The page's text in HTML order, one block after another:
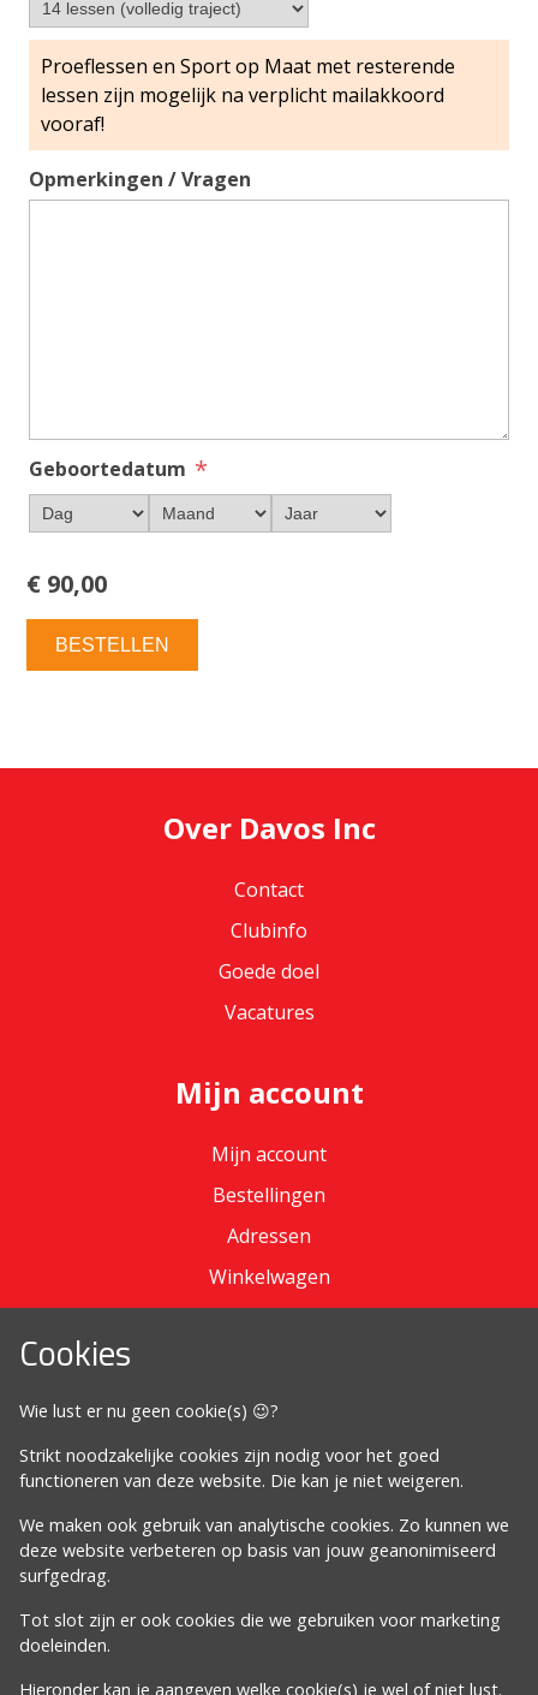
Cookies
Wie lust er nu geen cookie(s) 😉?
Strikt noodzakelijke cookies zijn nodig voor het goed
functioneren van deze website. Die kan je niet weigeren.
We maken ook gebruik van analytische cookies. Zo kunnen we
deze website verbeteren op basis van jouw geanonimiseerd
surfgedrag.
Tot slot zijn er ook cookies die we gebruiken voor marketing
doeleinden.
Hieronder kan je aangeven welke cookie(s) je wel of niet lust.
Opmerkingen / Vragen
Geboortedatum *
€ 90,00
BESTELLEN
Over Davos Inc
Contact
Clubinfo
Goede doel
Vacatures
Mijn account
Mijn account
Bestellingen
Adressen
Winkelwagen
Algemene voorwaarden
Cookiebeleid
Proclaimer
Volg ons